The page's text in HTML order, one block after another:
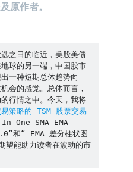
的套利窗口？
了一遍回测（附代码）
万亿
原作者。
之日的临近，美股美债
球的另一端，中国股市
一种短期总体趋势向
会的感觉。总体而言，
行情之中。今天，我将
策略的 TSM 股票交易
One SMA EMA
“ EMA 差分柱状图
望能助力读者在波动的市